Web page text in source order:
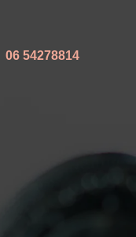
06 54278814